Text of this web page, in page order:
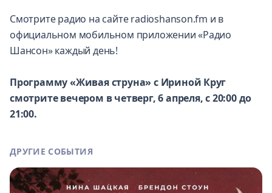
Смотрите радио на сайте radioshanson.fm и в
официальном мобильном приложении «Радио
Шансон» каждый день!
Программу «Живая струна» с Ириной Круг
смотрите вечером в четверг, 6 апреля, с 20:00 до
21:00.
ДРУГИЕ СОБЫТИЯ